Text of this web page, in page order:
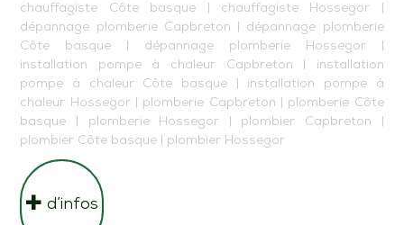
chauffagiste Côte basque
chauffagiste Hossegor
dépannage plomberie Capbreton
dépannage plomberie
Côte basque
dépannage plomberie Hossegor|
installation pompe à chaleur Capbreton
installation
pompe à chaleur Côte basque
installation pompe à
chaleur Hossegor| plomberie Capbreton
plomberie Côte
basque
plomberie Hossegor plombier Capbreton
plombier Côte basque
plombier Hossegor
d’infos